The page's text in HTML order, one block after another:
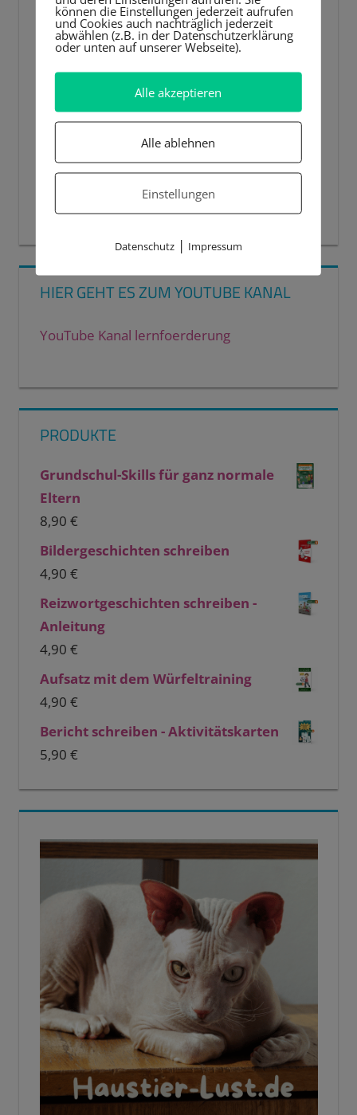
HIER GEHT ES ZUM YOUTUBE KANAL
YouTube Kanal lernfoerderung
PRODUKTE
Grundschul-Skills für ganz normale
Eltern
8,90 €
Bildergeschichten schreiben
4,90 €
Reizwortgeschichten schreiben -
Anleitung
4,90 €
Aufsatz mit dem Würfeltraining
4,90 €
Bericht schreiben - Aktivitätskarten
5,90 €
können die Einstellungen jederzeit aufrufen
und Cookies auch nachträglich jederzeit
abwählen (z.B. in der Datenschutzerklärung
oder unten auf unserer Webseite).
Alle akzeptieren
Alle ablehnen
Einstellungen
Datenschutz| Impressum